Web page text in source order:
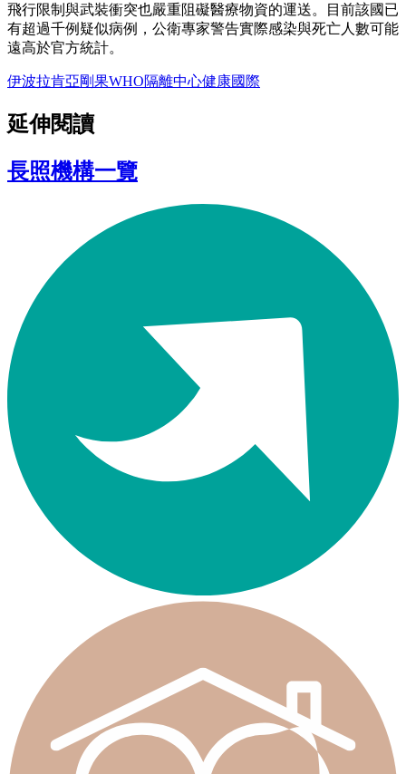
飛行限制與武裝衝突也嚴重阻礙醫療物資的運送。目前該國已
有超過千例疑似病例，公衛專家警告實際感染與死亡人數可能
遠高於官方統計。
伊波拉肯亞剛果WHO隔離中心健康國際
延伸閱讀
長照機構一覽